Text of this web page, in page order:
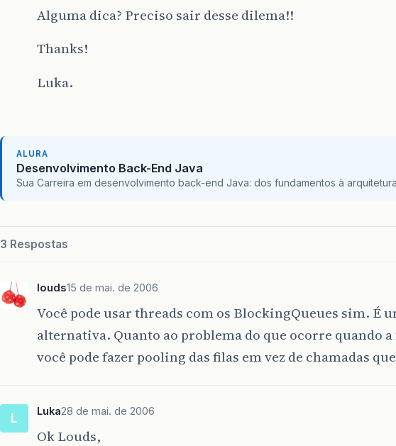
Alguma dica? Preciso sair desse dilema!!
Thanks!
Luka.
ALURA
Desenvolvimento Back-End Java
Sua Carreira em desenvolvimento back-end Java: dos fundamentos à
3 Respostas
louds15 de mai. de 2006
Você pode usar threads com os BlockingQueues sim. É
alternativa. Quanto ao problema do que ocorre quando a
você pode fazer pooling das filas em vez de chamadas
L Luka28 de mai. de 2006
Ok Louds,